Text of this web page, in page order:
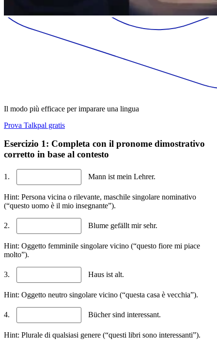
Il modo più efficace per imparare una lingua
Prova Talkpal gratis
Esercizio 1: Completa con il pronome dimostrativo
corretto in base al contesto
1. Mann ist mein Lehrer.
Hint: Persona vicina o rilevante, maschile singolare nominativo
(“questo uomo è il mio insegnante”).
2. Blume gefällt mir sehr.
Hint: Oggetto femminile singolare vicino (“questo fiore mi piace
molto”).
3. Haus ist alt.
Hint: Oggetto neutro singolare vicino (“questa casa è vecchia”).
4. Bücher sind interessant.
Hint: Plurale di qualsiasi genere (“questi libri sono interessanti”).